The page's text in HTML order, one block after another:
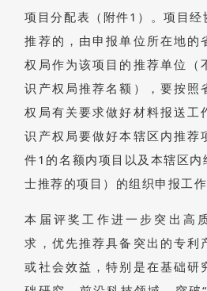
项目分配表（附件1）。项目经
推荐的，由申报单位所在地的
权局作为该项目的推荐单位（
识产权局推荐名额），要按照
权局有关要求做好材料报送工
识产权局要做好本辖区内推荐
件1的名额内项目以及本辖区内
士推荐的项目）的组织申报工作
本届评奖工作进一步突出高
求，优先推荐具备突出的专利
或社会效益，特别是在基础研